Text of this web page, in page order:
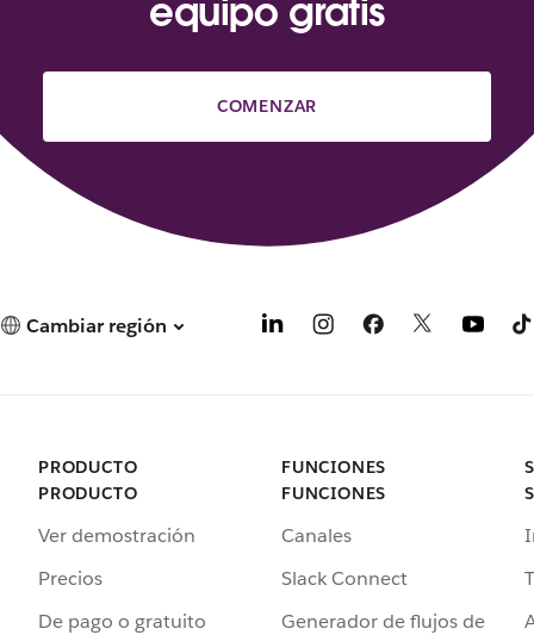
equipo gratis
COMENZAR
Cambiar región
PRODUCTO
PRODUCTO
Ver demostración
Precios
De pago o gratuito
FUNCIONES
FUNCIONES
Canales
Slack Connect
Generador de flujos de